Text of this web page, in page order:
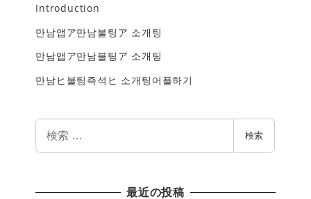
Introduction
만남앱ア만남불팅ア 소개팅
만남앱ア만남불팅ア 소개팅
만남ヒ불팅즉석ヒ 소개팅어플하기
検索
最近の投稿